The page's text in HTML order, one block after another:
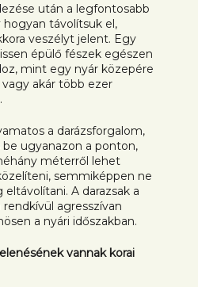
után a legfontosabb
távolítsuk el,
veszélyt jelent. Egy
épülő fészek egészen
mint egy nyár közepére
akár több ezer
a darázsforgalom,
ugyanazon a ponton,
méterről lehet
semmiképpen ne
A darazsak a
agresszívan
a nyári időszakban.
vannak korai